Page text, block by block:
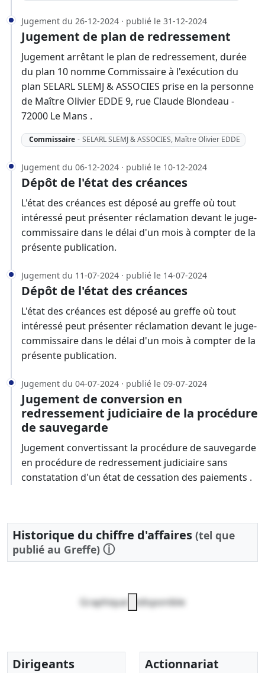
Jugement du 26-12-2024 · publié le 31-12-2024
Jugement de plan de redressement
Jugement arrêtant le plan de redressement, durée
du plan 10 nomme Commissaire à l'exécution du
plan SELARL SLEMJ & ASSOCIES prise en la personne
de Maître Olivier EDDE 9, rue Claude Blondeau -
72000 Le Mans .
Commissaire - SELARL SLEMJ & ASSOCIES, Maître Olivier EDDE
Jugement du 06-12-2024 · publié le 10-12-2024
Dépôt de l'état des créances
L'état des créances est déposé au greffe où tout
intéressé peut présenter réclamation devant le juge-
commissaire dans le délai d'un mois à compter de la
présente publication.
Jugement du 11-07-2024 · publié le 14-07-2024
Dépôt de l'état des créances
L'état des créances est déposé au greffe où tout
intéressé peut présenter réclamation devant le juge-
commissaire dans le délai d'un mois à compter de la
présente publication.
Jugement du 04-07-2024 · publié le 09-07-2024
Jugement de conversion en
redressement judiciaire de la procédure
de sauvegarde
Jugement convertissant la procédure de sauvegarde
en procédure de redressement judiciaire sans
constatation d'un état de cessation des paiements .
Historique du chiffre d'affaires (tel que
publié au Greffe) ⓘ
Graphique indisponible
Dirigeants Actionnariat